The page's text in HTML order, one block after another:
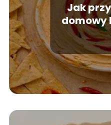
Jak
domowy